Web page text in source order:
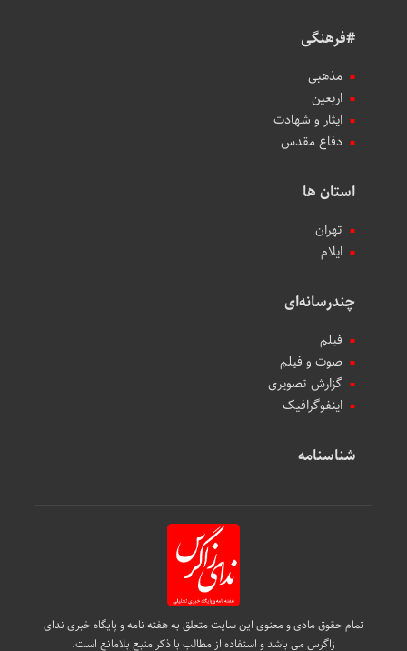
#فرهنگی
مذهبی
اربعین
ایثار و شهادت
دفاع مقدس
استان ها
تهران
ایلام
چندرسانه‌ای
فیلم
صوت و فیلم
گزارش تصویری
اینفوگرافیک
شناسنامه
تمام حقوق مادی و معنوی این سایت متعلق به هفته نامه و پایگاه خبری ندای
زاگرس می باشد و استفاده از مطالب با ذکر منبع بلامانع است.